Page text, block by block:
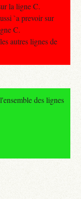
la ligne C.
`a prevoir sur
C.
autres lignes de
des lignes